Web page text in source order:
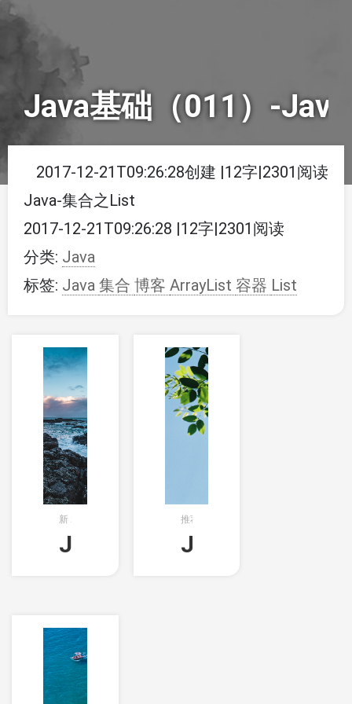
Java基础（011）-
2017-12-21T09:26:28创建 |12字|2301阅读
Java-集合之List
2017-12-21T09:26:28 |12字|2301阅读
分类: Java
标签: Java 集合 博客 ArrayList 容器 List
新 2018-05-21T09:26:31创建×575字
Java基础（012）-Java-集
推荐文章的分类
Java